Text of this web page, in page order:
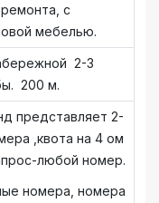
с
мебелью.
2-3
200 м.
представляет 2-
,квота на 4 ом
любой номер.
номера, номера